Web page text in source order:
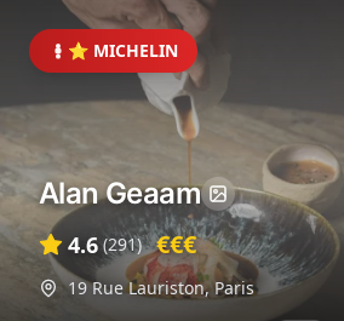
⭐ MICHELIN
Alan Geaam
4.6 (291) €€€
19 Rue Lauriston,Paris